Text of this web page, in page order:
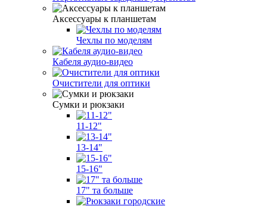
Аксессуары к планшетам
Чехлы по моделям
Кабеля аудио-видео
Очистители для оптики
Сумки и рюкзаки
11-12"
13-14"
15-16"
17" та больше